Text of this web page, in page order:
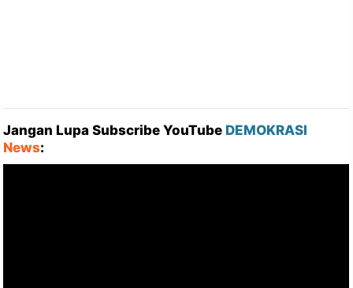
Jangan Lupa Subscribe YouTube DEMOKRASI
News: